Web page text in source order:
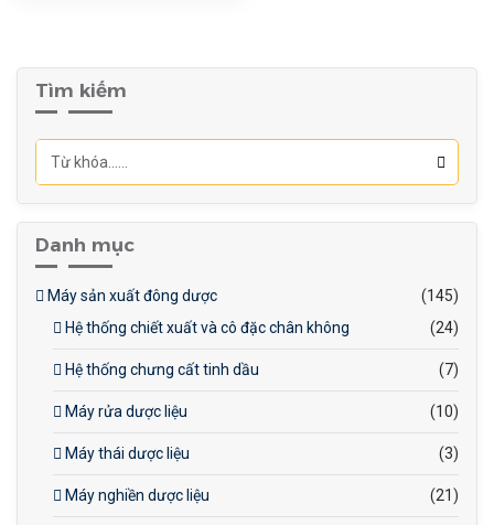
Kích thước nồi (M):
φ2.4x12.8
Áp suất hoạt động
(Pa): 26.6-200
Lượng hơi tiêu thụ (Kg/h
0.7Mpa): 450
(Kw): 280
Công suất lắp đặt (Kw):
Tìm kiếm
Danh mục
Máy sản xuất đông dược
(145)
Hệ thống chiết xuất và cô đặc chân không
(24)
Hệ thống chưng cất tinh dầu (7)
Máy rửa dược liệu (10)
Máy thái dược liệu (3)
Máy nghiền dược liệu (21)